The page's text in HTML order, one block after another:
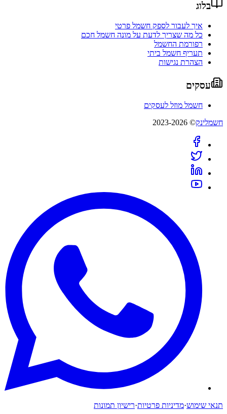
בלוג
איך לעבור לספק חשמל פרטי
כל מה שצריך לדעת על מונה חשמל חכם
רפורמת החשמל
תעריף חשמל ביתי
הצהרת נגישות
עסקים
חשמל מוזל לעסקים
חשמלינק© 2023-2026
תנאי שימוש·מדיניות פרטיות·רישיון תמונות